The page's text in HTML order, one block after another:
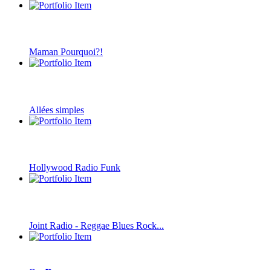
Maman Pourquoi?!
Allées simples
Hollywood Radio Funk
Joint Radio - Reggae Blues Rock...